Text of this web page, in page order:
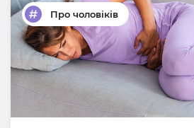
Про чоловіків